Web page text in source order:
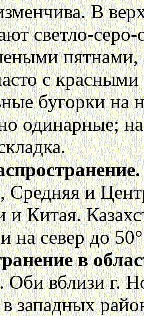
В
светло-
с красными
бугорки на
одинарные;
Средняя и
и Китая.
на север до
в
Оби вблизи г.
западных